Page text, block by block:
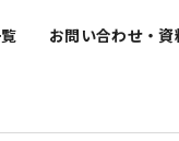
お問い合わせ・資